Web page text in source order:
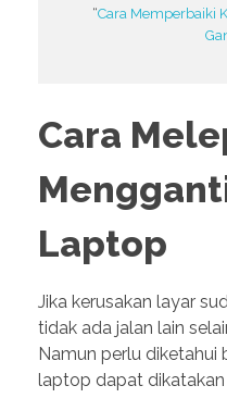
“Cara Memperbaiki
Cara
Laptop
Jika kerusakan layar
tidak ada jalan lain
Namun perlu diketahui
laptop dapat